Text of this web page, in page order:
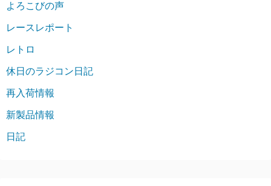
よろこびの声
レースレポート
レトロ
休日のラジコン日記
再入荷情報
新製品情報
日記